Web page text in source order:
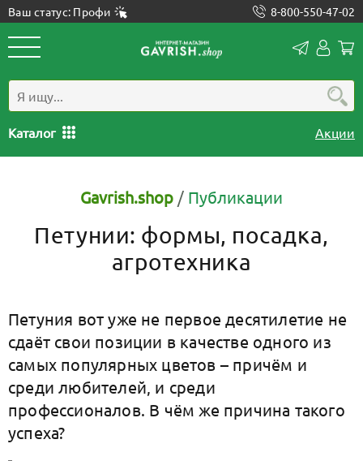
Ваш статус: Профи 8-800-550-47-02
Каталог Акции
Gavrish.shop / Публикации
Петунии: формы, посадка,
агротехника
Петуния вот уже не первое десятилетие не
сдаёт свои позиции в качестве одного из
самых популярных цветов – причём и
среди любителей, и среди
профессионалов. В чём же причина такого
успеха?